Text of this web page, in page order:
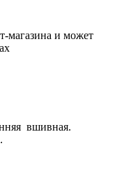
магазина и может
вшивная.